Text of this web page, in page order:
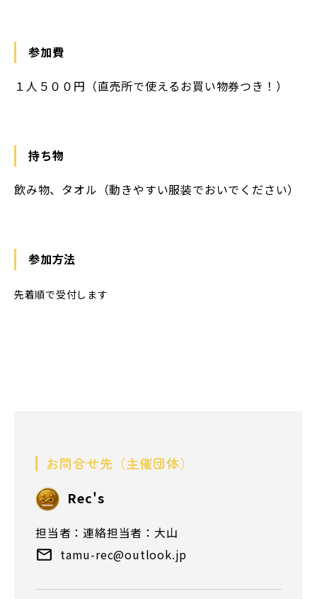
参加費
１人５００円（直売所で使えるお買い物券つき！）
持ち物
飲み物、タオル（動きやすい服装でおいでください）
参加方法
先着順で受付します
お問合せ先（主催団体）
Rec's
担当者：連絡担当者：大山
tamu-rec@outlook.jp